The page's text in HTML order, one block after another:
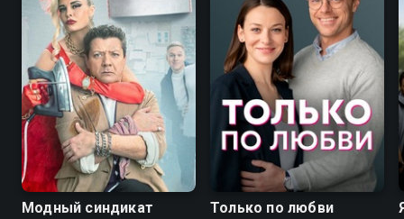
7.6
Модный синдикат Только по любви